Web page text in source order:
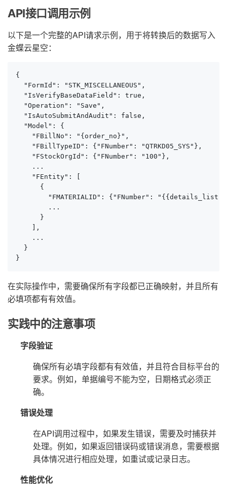
API接口调用示例
以下是一个完整的API请求示例，用于将转换后的数据写入
金蝶云星空：
{
  "FormId": "STK_MISCELLANEOUS",
  "IsVerifyBaseDataField": true,
  "Operation": "Save",
  "IsAutoSubmitAndAudit": false,
  "Model": {
    "FBillNo": "{order_no}",
    "FBillTypeID": {"FNumber": "QTRKD05_SYS"},
    "FStockOrgId": {"FNumber": "100"},
    ...
    "FEntity": [
      {
"FMATERIALID": {"FNumber":
        ...
      }
    ],
    ...
  }
}
在实际操作中，需要确保所有字段都已正确映射，并且所有
必填项都有有效值。
实践中的注意事项
字段验证
确保所有必填字段都有有效值，并且符合目标平台的
要求。例如，单据编号不能为空，日期格式必须正
确。
错误处理
在API调用过程中，如果发生错误，需要及时捕获并
处理。例如，如果返回错误码或错误消息，需要根据
具体情况进行相应处理，如重试或记录日志。
性能优化